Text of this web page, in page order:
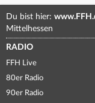
Du bist hier:
Mittelhessen
RADIO
FFH Live
80er Radio
90er Radio